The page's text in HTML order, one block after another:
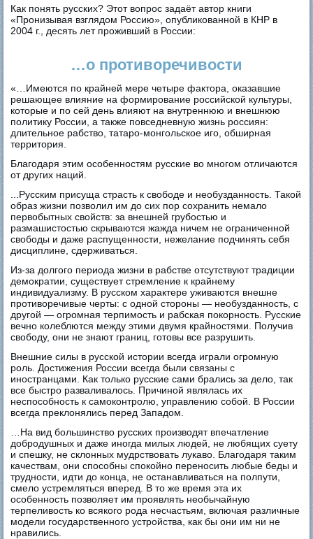
Как понять русских? Этот вопрос задаёт автор книги
«Пронизывая взглядом Россию», опубликованной в КНР в
2004 г., десять лет проживший в России:
…о противоречивости
«…Имеются по крайней мере четыре фактора, оказавшие
решающее влияние на формирование российской культуры,
которые и по сей день влияют на внутреннюю и внешнюю
политику России, а также повседневную жизнь россиян:
длительное рабство, татаро-монгольское иго, обширная
территория.
Благодаря этим особенностям русские во многом отличаются
от других наций.
...Русским присуща страсть к свободе и необузданность. Такой
образ жизни позволил им до сих пор сохранить немало
первобытных свойств: за внешней грубостью и
размашистостью скрываются жажда ничем не ограниченной
свободы и даже распущенности, нежелание подчинять себя
дисциплине, сдерживаться.
Из-за долгого периода жизни в рабстве отсутствуют традиции
демократии, существует стремление к крайнему
индивидуализму. В русском характере уживаются внешне
противоречивые черты: с одной стороны — необузданность, с
другой — огромная терпимость и рабская покорность. Русские
вечно колеблются между этими двумя крайностями. Получив
свободу, они не знают границ, готовы все разрушить.
Внешние силы в русской истории всегда играли огромную
роль. Достижения России всегда были связаны с
иностранцами. Как только русские сами брались за дело, так
все быстро разваливалось. Причиной являлась их
неспособность к самоконтролю, управлению собой. В России
всегда преклонялись перед Западом.
…На вид большинство русских производят впечатление
добродушных и даже иногда милых людей, не любящих суету
и спешку, не склонных мудрствовать лукаво. Благодаря таким
качествам, они способны спокойно переносить любые беды и
трудности, идти до конца, не останавливаться на полпути,
смело устремляться вперед. В то же время эта их
особенность позволяет им проявлять необычайную
терпеливость ко всякого рода несчастьям, включая различные
модели государственного устройства, как бы они им ни не
нравились.